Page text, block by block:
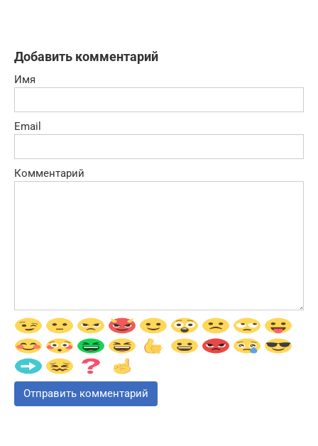
Добавить комментарий
Имя
Email
Комментарий